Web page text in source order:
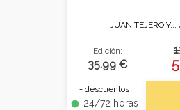
JUAN TEJERO
Edición:
35.99 €
+ descuentos
fiber_manual_record 24/72 horas